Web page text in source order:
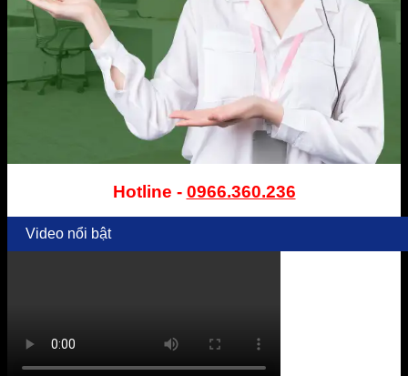
Hotline - 0966.360.236
Video nổi bật